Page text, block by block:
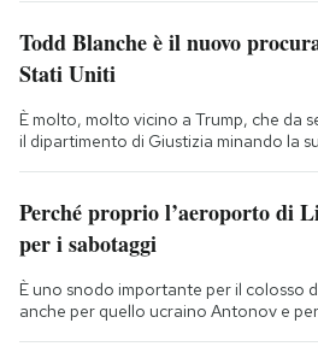
Todd Blanche è il nuovo
Stati Uniti
È molto, molto vicino a Trump, che da
il dipartimento di Giustizia minando la
Perché proprio l’aeroporto di
per i sabotaggi
È uno snodo importante per il colosso
anche per quello ucraino Antonov e